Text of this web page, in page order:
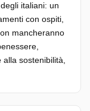
italiani: un
con ospiti,
mancheranno
sostenibilità,